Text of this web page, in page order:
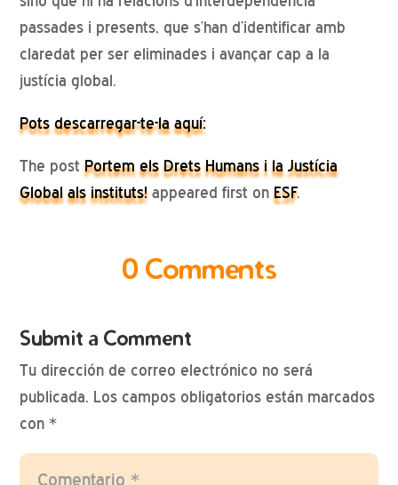
passades i presents, que s’han d’identificar amb
claredat per ser eliminades i avançar cap a la
justícia global.
Pots descarregar-te-la aquí:
The postPortem els Drets Humans i la Justícia
Global als instituts!appeared first onESF.
0 Comments
Submit a Comment
Tu dirección de correo electrónico no será
publicada. Los campos obligatorios están marcados
con*